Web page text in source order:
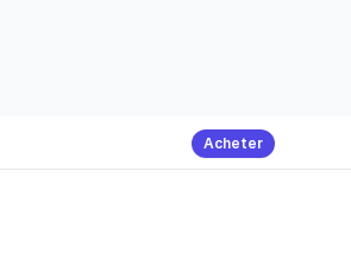
Acheter